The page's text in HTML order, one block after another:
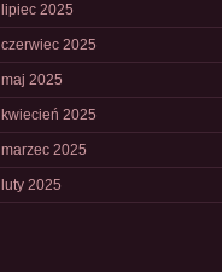
lipiec 2025
czerwiec 2025
maj 2025
kwiecień 2025
marzec 2025
luty 2025